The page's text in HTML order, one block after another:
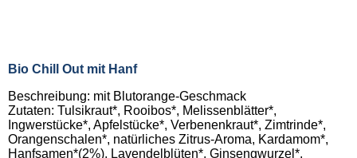
Bio Chill Out mit Hanf
Beschreibung: mit Blutorange-Geschmack
Zutaten: Tulsikraut*, Rooibos*, Melissenblätter*,
Ingwerstücke*, Apfelstücke*, Verbenenkraut*, Zimtrinde*,
Orangenschalen*, natürliches Zitrus-Aroma, Kardamom*,
Hanfsamen*(2%), Lavendelblüten*, Ginsengwurzel*,